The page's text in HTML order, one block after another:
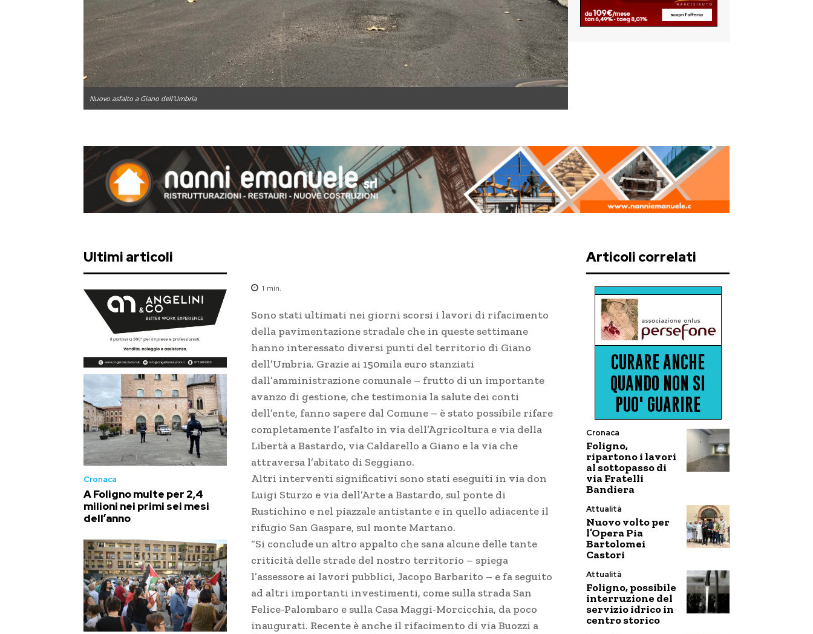
Nuovo asfalto a Giano dell'Umbria
Ultimi articoli
Cronaca
A Foligno multe per 2,4
milioni nei primi sei mesi
dell’anno
1 min.
Sono stati ultimati nei giorni scorsi i lavori di rifacimento
della pavimentazione stradale che in queste settimane
hanno interessato diversi punti del territorio di Giano
dell’Umbria. Grazie ai 150mila euro stanziati
dall’amministrazione comunale – frutto di un importante
avanzo di gestione, che testimonia la salute dei conti
dell’ente, fanno sapere dal Comune – è stato possibile rifare
completamente l’asfalto in via dell’Agricoltura e via della
Libertà a Bastardo, via Caldarello a Giano e la via che
attraversa l’abitato di Seggiano.
Altri interventi significativi sono stati eseguiti in via don
Luigi Sturzo e via dell’Arte a Bastardo, sul ponte di
Rustichino e nel piazzale antistante e in quello adiacente il
rifugio San Gaspare, sul monte Martano.
“Si conclude un altro appalto che sana alcune delle tante
criticità delle strade del nostro territorio – spiega
l’assessore ai lavori pubblici, Jacopo Barbarito – e fa seguito
ad altri importanti investimenti, come sulla strada San
Felice-Palombaro e sulla Casa Maggi-Morcicchia, da poco
inaugurati. Recente è anche il rifacimento di via Buozzi a
Articoli correlati
Cronaca
Foligno,
ripartono i lavori
al sottopasso di
via Fratelli
Bandiera
Attualità
Nuovo volto per
l’Opera Pia
Bartolomei
Castori
Attualità
Foligno, possibile
interruzione del
servizio idrico in
centro storico